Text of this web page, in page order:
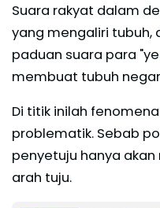
Suara rakyat dalam
yang mengaliri tubuh,
paduan suara para
membuat tubuh
Di titik inilah
problematik. Sebab
penyetuju hanya
arah tuju.